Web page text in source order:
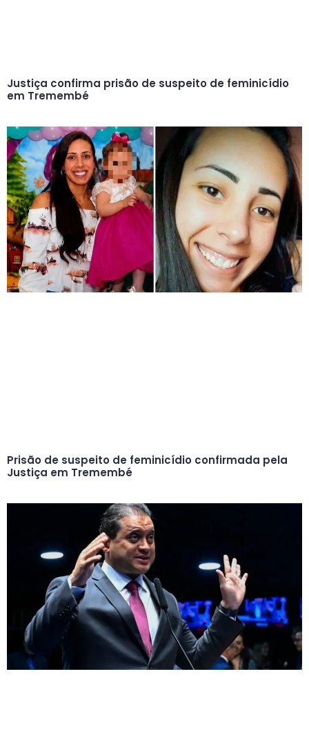
Justiça confirma prisão de suspeito de feminicídio
em Tremembé
Prisão de suspeito de feminicídio confirmada pela
Justiça em Tremembé